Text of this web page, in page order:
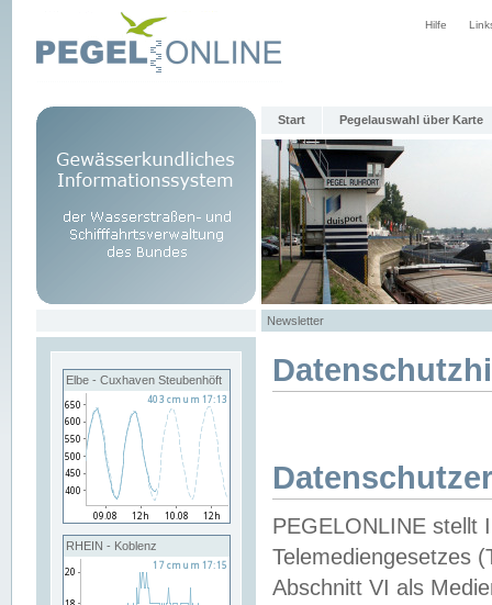
Hilfe
Start Pegelauswahl über Karte
Newsletter
Elbe - Cuxhaven Steubenhöft
RHEIN - Koblenz
PEGELONLINE stellt
Telemediengesetzes
Abschnitt VI als